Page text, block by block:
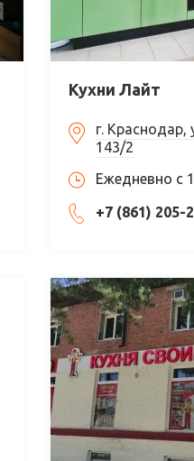
Кухни Лайт
г. Краснодар,
143/2
Ежедневно с
+7 (861) 205-